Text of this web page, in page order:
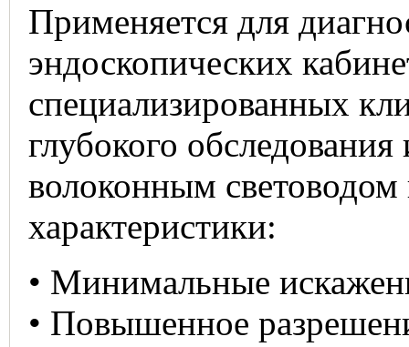
Применяется для
эндоскопических
специализированных
глубокого
волоконным
характеристики:
• Минимальные
• Повышенное